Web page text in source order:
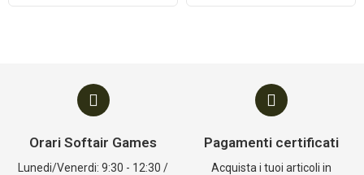
Orari Softair Games
Lunedi/Venerdi: 9:30 - 12:30 /
Pagamenti certificati
Acquista i tuoi articoli in